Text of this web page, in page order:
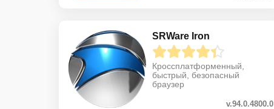
SRWare Iron
Кроссплатформенный,
быстрый, безопасный
браузер
v.94.0.4800.0